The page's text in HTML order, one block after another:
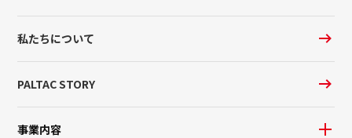
私たちについて
PALTAC STORY
事業内容